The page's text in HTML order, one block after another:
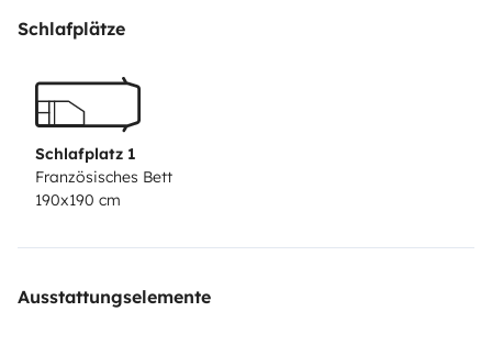
durch Panoramafenster über dem Fahrerhaus. Der
eure persönlichen Dinge und Bettzeug einladen und es
kann losgehen :-)
der Anhängerkupplung kann kostenfrei mit gebucht
werden.Optional könnt ihr auch den passenden
Motorradanhänger gleich mit buchen.
Schlafplätze
Schlafplatz 1
Französisches Bett
190x190 cm
Ausstattungselemente